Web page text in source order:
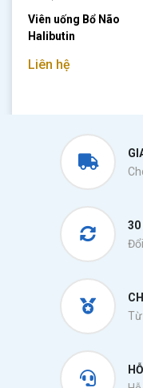
Viên uống Bổ Não
Halibutin
Liên hệ
30
Từ